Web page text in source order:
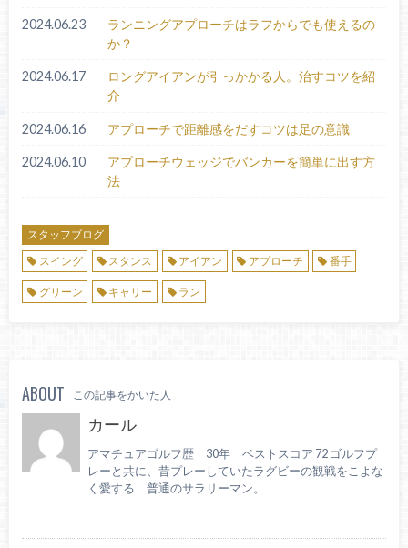
2024.06.23
ランニングアプローチはラフからでも使えるの
か？
2024.06.17
ロングアイアンが引っかかる人。治すコツを紹
介
2024.06.16 アプローチで距離感をだすコツは足の意識
2024.06.10
アプローチウェッジでバンカーを簡単に出す方
法
スタッフブログ
スイング
スタンス アイアン アプローチ 番手
グリーン キャリー ラン
ABOUT この記事をかいた人
カール
アマチュアゴルフ歴 30年 ベストスコア 72 ゴルフプ
レーと共に、昔プレーしていたラグビーの観戦をこよな
く愛する 普通のサラリーマン。